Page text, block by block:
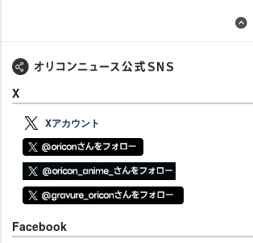
X
Xアカウント
Facebook